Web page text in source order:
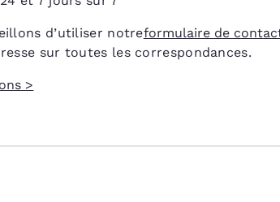
d’utiliser notreformulaire de
sur toutes les correspondances.
>